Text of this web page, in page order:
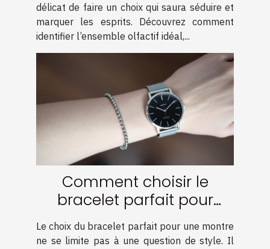
délicat de faire un choix qui saura séduire et
marquer les esprits. Découvrez comment
identifier l’ensemble olfactif idéal,...
Comment choisir le
bracelet parfait pour
votre montre ?
Le choix du bracelet parfait pour une montre
ne se limite pas à une question de style. Il